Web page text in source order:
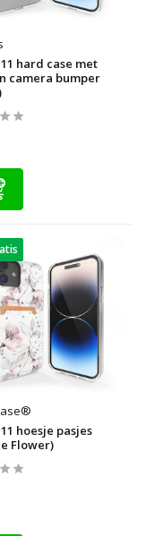
hard case met
camera bumper
hoesje pasjes
Flower)